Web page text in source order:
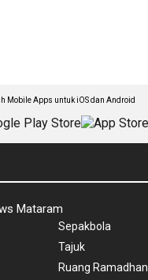
Mobile Apps untuk iOS dan Android
Mataram
Sepakbola
Tajuk
Ruang Ramadhan